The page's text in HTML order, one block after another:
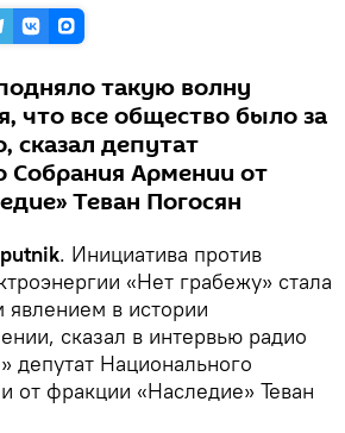
такую волну
что все общество было за
сказал депутат
Собрания Армении от
Теван Погосян
. Инициатива против
«Нет грабежу» стала
в истории
сказал в интервью радио
депутат Национального
от фракции «Наследие» Теван